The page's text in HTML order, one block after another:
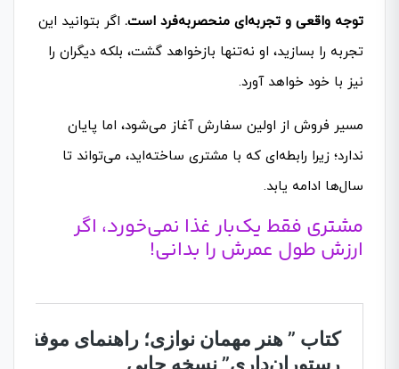
توجه واقعی و تجربه‌ای منحصربه‌فرد است. اگر بتوانید این
تجربه را بسازید، او نه‌تنها بازخواهد گشت، بلکه دیگران را
نیز با خود خواهد آورد.
مسیر فروش از اولین سفارش آغاز می‌شود، اما پایان
ندارد؛ زیرا رابطه‌ای که با مشتری ساخته‌اید، می‌تواند تا
سال‌ها ادامه یابد.
مشتری فقط یک‌بار غذا نمی‌خورد، اگر
ارزش طول عمرش را بدانی!